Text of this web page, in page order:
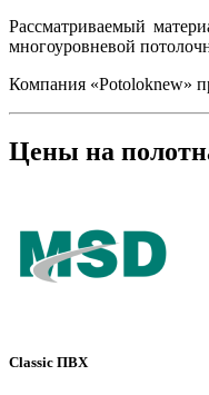
Рассматриваемый
многоуровневой
Компания «Potoloknew»
Цены на
Classic ПВХ